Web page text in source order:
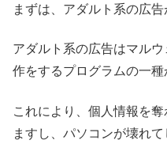
まずは、アダルト系の広
アダルト系の広告はマル
作をするプログラムの一種
これにより、個人情報を
ますし、パソコンが壊れ